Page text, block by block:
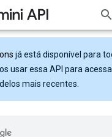
já está disponível para
usar essa API para
mais recentes.